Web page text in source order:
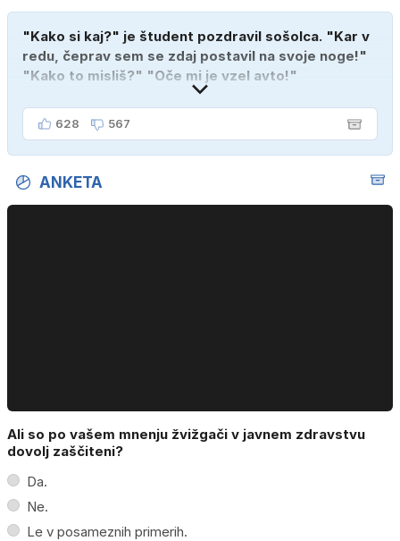
"Kako si kaj?" je študent pozdravil sošolca. "Kar v
redu, čeprav sem se zdaj postavil na svoje noge!"
"Kako to misliš?" "Oče mi je vzel avto!"
628 567
ANKETA
Ali so po vašem mnenju žvižgači v javnem zdravstvu
dovolj zaščiteni?
Da.
Ne.
Le v posameznih primerih.